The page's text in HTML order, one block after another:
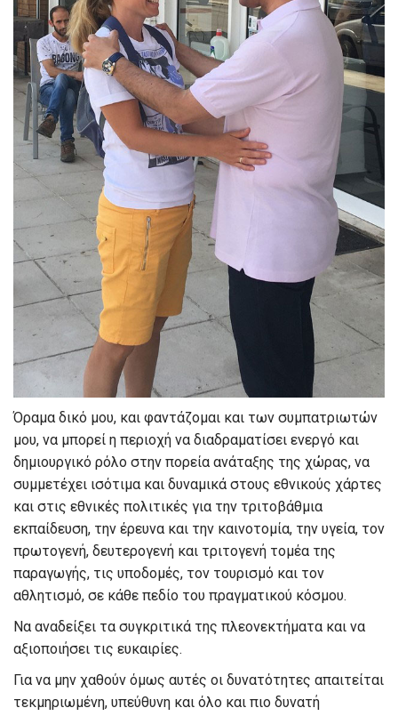
Όραμα δικό μου, και φαντάζομαι και των συμπατριωτών
μου, να μπορεί η περιοχή να διαδραματίσει ενεργό και
δημιουργικό ρόλο στην πορεία ανάταξης της χώρας, να
συμμετέχει ισότιμα και δυναμικά στους εθνικούς χάρτες
και στις εθνικές πολιτικές για την τριτοβάθμια
εκπαίδευση, την έρευνα και την καινοτομία, την υγεία, τον
πρωτογενή, δευτερογενή και τριτογενή τομέα της
παραγωγής, τις υποδομές, τον τουρισμό και τον
αθλητισμό, σε κάθε πεδίο του πραγματικού κόσμου.
Να αναδείξει τα συγκριτικά της πλεονεκτήματα και να
αξιοποιήσει τις ευκαιρίες.
Για να μην χαθούν όμως αυτές οι δυνατότητες απαιτείται
τεκμηριωμένη, υπεύθυνη και όλο και πιο δυνατή